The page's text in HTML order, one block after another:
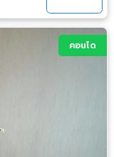
คอนโด